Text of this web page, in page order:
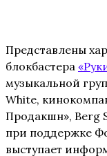
Представлены
блокбастера
музыкальной
White,
Продакшн», Berg
при поддержке
выступает